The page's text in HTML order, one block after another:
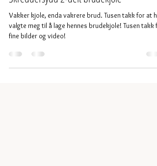
Skreddersydd 2-delt brudekjole
Vakker kjole, enda vakrere brud. Tusen takk for at
valgte meg til å lage hennes brudekjole! Tusen takk
fine bilder og video!